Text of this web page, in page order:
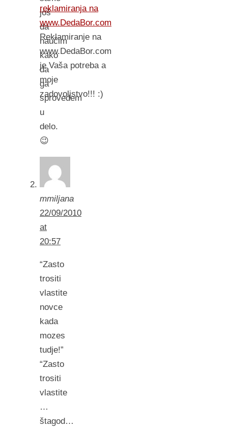
još
da
naučim
kako
da
ga
sprovedem
u
delo.
😉
mmiljana
22/09/2010
at
20:57
“Zasto
trositi
vlastite
novce
kada
mozes
tudje!”
“Zasto
trositi
vlastite
…
štagod…
reklamiranja na
www.DedaBor.com
Reklamiranje na
www.DedaBor.com
je Vaša potreba a
moje
zadovoljstvo!!! :)